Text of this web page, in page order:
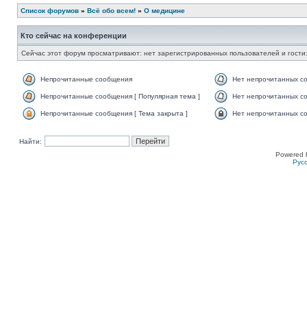
Список форумов » Всё обо всем! » О медицине
Кто сейчас на конференции
Сейчас этот форум просматривают: нет зарегистрированных пользователей и
Непрочитанные сообщения Нет непрочитанных
Непрочитанные сообщения [ Популярная тема ] Нет непрочитанных
Непрочитанные сообщения [ Тема закрыта ] Нет непрочитанных
Найти:
Powered